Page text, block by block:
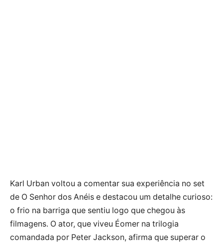
Karl Urban voltou a comentar sua experiência no set
de O Senhor dos Anéis e destacou um detalhe curioso:
o frio na barriga que sentiu logo que chegou às
filmagens. O ator, que viveu Éomer na trilogia
comandada por Peter Jackson, afirma que superar o